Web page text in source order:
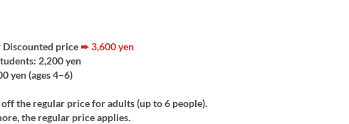
Discounted price➨ 3,600 yen
2,200 yen
yen (ages 4–6)
the regular price for adults (up to 6 people).
the regular price applies.